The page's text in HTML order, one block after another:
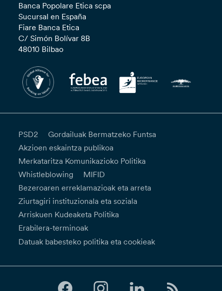
Banca Popolare Etica scpa
Sucursal en España
Fiare Banca Etica
C/ Simón Bolívar 8B
48010 Bilbao
PSD2
Gordailuak Bermatzeko Funtsa
Akzioen eskaintza publikoa
Merkataritza Komunikazioko Politika
Whistleblowing
MIFID
Bezeroaren erreklamazioak eta arreta
Ziurtagiri instituzionala eta soziala
Arriskuen Kudeaketa Politika
Erabilera-terminoak
Datuak babesteko politika eta cookieak